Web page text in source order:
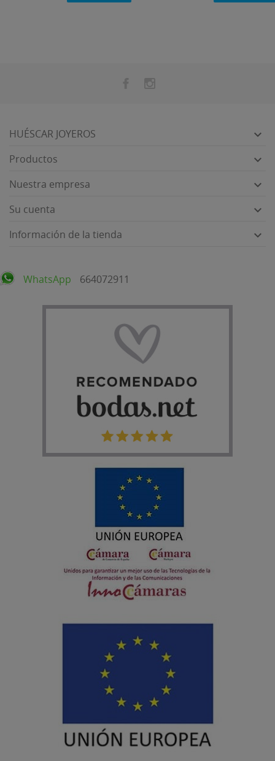
HUÉSCAR JOYEROS 
Productos 
Nuestra empresa 
Su cuenta 
Información de la tienda 
WhatsApp 664072911